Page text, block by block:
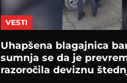
VESTI
Uhapšena blagajnica
sumnja se da je
razoročila deviznu